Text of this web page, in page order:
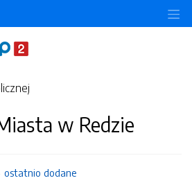
w Redzie
ostatnio dodane